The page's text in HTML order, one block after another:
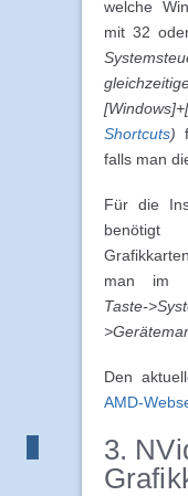
welche
mit 32
Shortcuts)
falls man
Für die
man im
Taste-
Den
AMD-
3.